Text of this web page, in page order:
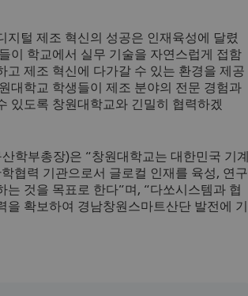
지털 제조 혁신의 성공은 인재육성에 달렸
이 학교에서 실무 기술을 자연스럽게 접함
고 제조 혁신에 다가갈 수 있는 환경을 제공
대학교 학생들이 제조 분야의 전문 경험과
있도록 창원대학교와 긴밀히 협력하겠
학부총장)은 “창원대학교는 대한민국 기계
협력 기관으로서 글로컬 인재를 육성, 연구
것을 목표로 한다”며, “다쏘시스템과 협
확보하여 경남창원스마트산단 발전에 기